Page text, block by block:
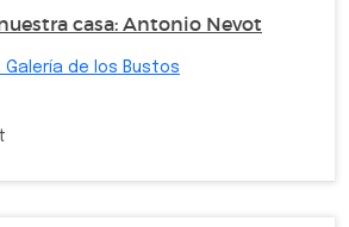
casa: Antonio Nevot
de los Bustos